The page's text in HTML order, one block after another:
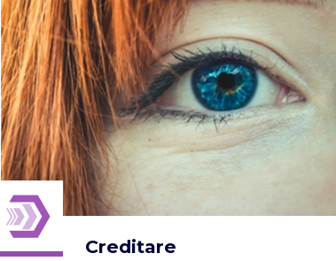
Creditare